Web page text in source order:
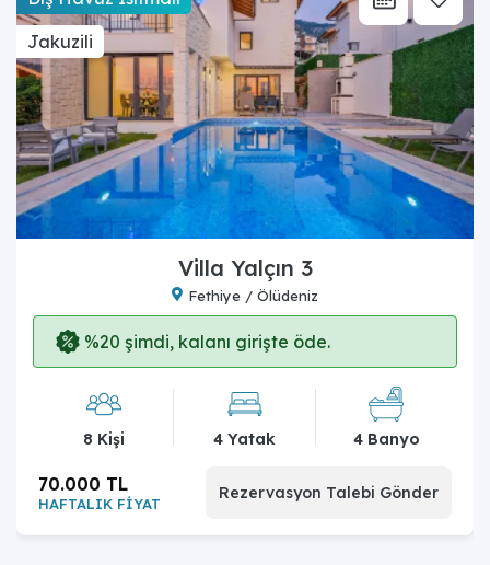
Jakuzili
Villa Yalçın 3
Fethiye / Ölüdeniz
%20 şimdi, kalanı girişte öde.
8 Kişi 4 Yatak 4 Banyo
HAFTALIK FİYAT
70.000 TL Rezervasyon Talebi Gönder